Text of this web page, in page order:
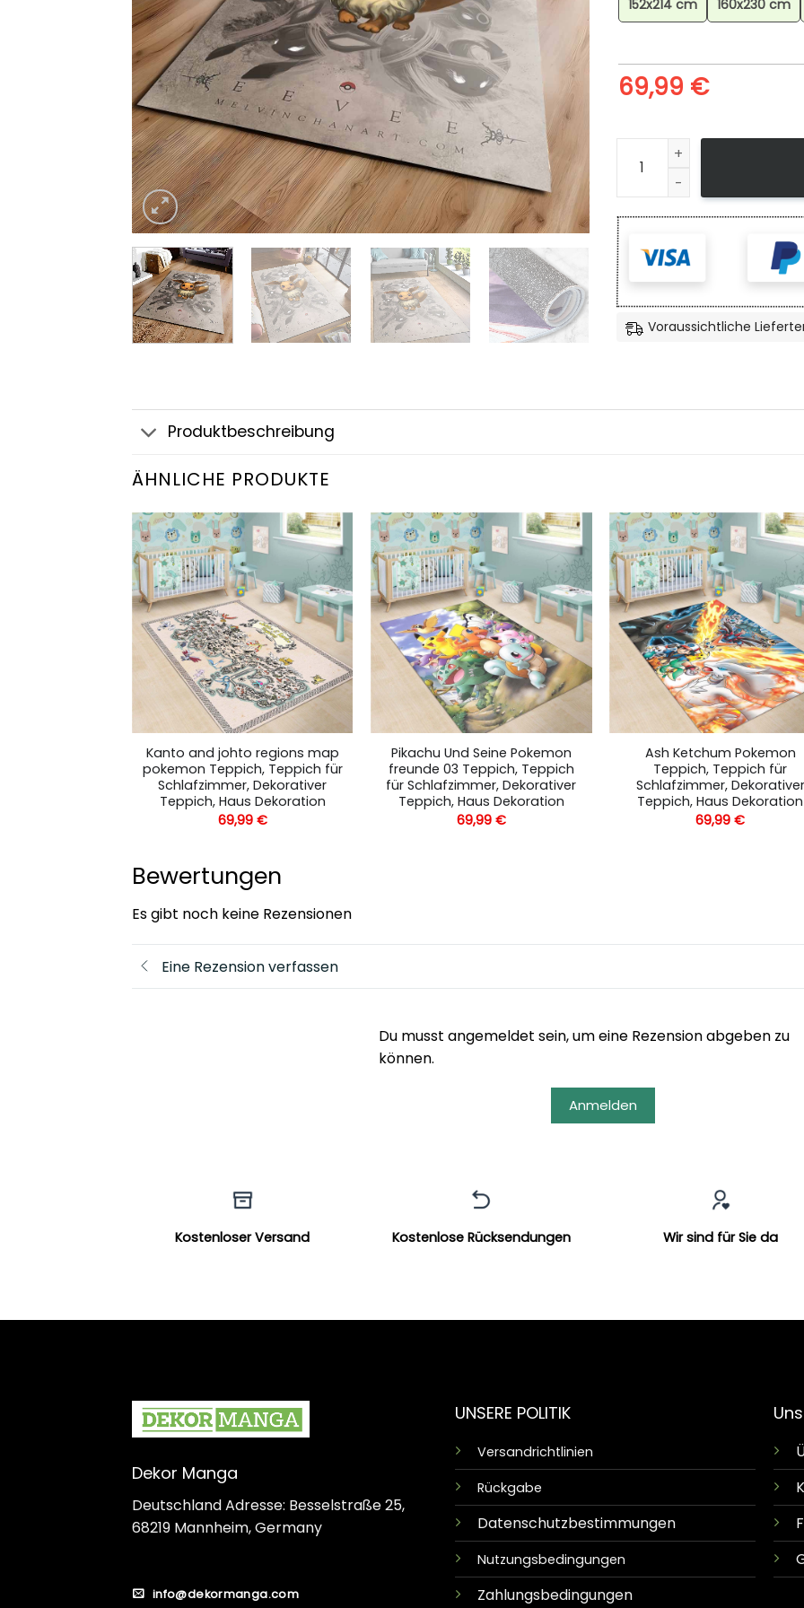
152x214 cm 160x230 cm
69,99 €
Evoli Pokmon Eevee
Voraussichtliche
Produktbeschreibung
ÄHNLICHE PRODUKTE
Kanto and johto regions map
pokemon Teppich, Teppich für
Schlafzimmer, Dekorativer
Teppich, Haus Dekoration
69,99 €
Pikachu Und Seine Pokemon
freunde 03 Teppich, Teppich
für Schlafzimmer, Dekorativer
Teppich, Haus Dekoration
69,99 €
Ash Ketchum Pokemon
Teppich, Teppich für
Schlafzimmer, Dekorativer
Teppich, Haus Dekoration
69,99€
Bewertungen
Es gibt noch keine Rezensionen
Eine Rezension verfassen
Du musst angemeldet sein, um eine Rezension abgeben zu
können.
Anmelden
Kostenloser Versand Kostenlose Rücksendungen Wir sind für Sie da
Dekor Manga
Deutschland Adresse: Besselstraße 25,
68219 Mannheim, Germany
info@dekormanga.com
UNSERE POLITIK
Versandrichtlinien
Rückgabe
Datenschutzbestimmungen
Nutzungsbedingungen
Zahlungsbedingungen